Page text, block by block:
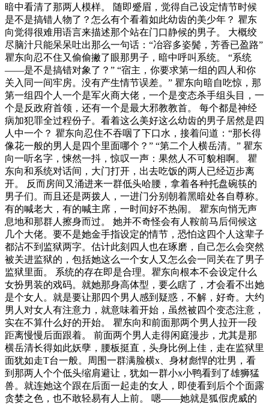
暗中看清了那两人模样。 随即蹙眉，觉得自己设定情节时候
是不是搞错人物了？怎么有个看着如此幼齿的美少年？ 瞿东
向觉得很难用语言来描述那个站在门口静候的男子。 大概绞
尽脑汁只能呆呆吐出那么一句话：“冶容多姿鬓，芳香已盈路”
瞿东向忍不住又偷偷撇了眼那男子，暗中呼叫系统。 “系统
——是不是搞错对象了？” “宿主，你要求第一组的四人和你
关入同一间牢房。没有产生情节误差。” 瞿东向暗自吃惊，那
第一组四个人一个是军火商大佬，一个是变态杀手组头目，一
个是反政府首领，还有一个是最大邪教教首。 每个都是神经
病加犯罪全过程份子。看着这么美好这么幼齿的男子居然是四
人中一个？ 瞿东向忍住不吞咽了下口水，接着问道：“那长得
像花一般的男人是四个里面哪个？” “第二个人横岳清。” 瞿东
向一听名字，悚然一抖，惊叹一声：果然人不可貌相啊。 瞿
东向和系统对话间，大门打开，出去吃饭的两人已经迈步离
开。 反而房间又涌进来一群低头哈腰，拿着各种托盘碗筷的
男子们。而且还是两拨人，一进门分别朝着黑暗处各自尊称。
有的喊老大，有的喊主席，一时间好不热闹。 瞿东向悄无声
息地和那群人擦身而过。 她并不奇怪会有人鞍前马后伺候这
几个大佬。要不是她金手指设定的情节，恐怕这四个人这辈子
都沾不到监狱两字。估计此刻四人也在琢磨，自己怎么会突然
被关进监狱的，包括她这么一个女人又怎么会一同关在了男子
监狱里面。 系统的存在即是合理。瞿东向根本不会设定什么
女扮男装的戏码。就她那身高体型，要么瞎了，才会看不出她
是个女人。就是要让那四个男人感到疑惑，不解，好奇。大约
男人对女人有注意力，就意味着开始，虽然被四个变态注意，
实在不算什么好的开始。 瞿东向和前面那两个男人拉开一段
距离慢慢后面跟着。 前面两个男人走得闲庭漫步，尤其是那
横岳清长得如此妖孽，腰板挺直，头身比例上佳，走在监狱里
面犹如走T台一般。周围一群满脸横x、身材彪悍的壮男，看
到那两人个个低头缩肩避让，犹如一群小x小鸭看到了雄狮猛
兽。就连她这个跟在后面一起走的女人，即使看到后个个面露
贪婪之色，也不敢轻易有人上前。 嗯——她就是狐假虎威的